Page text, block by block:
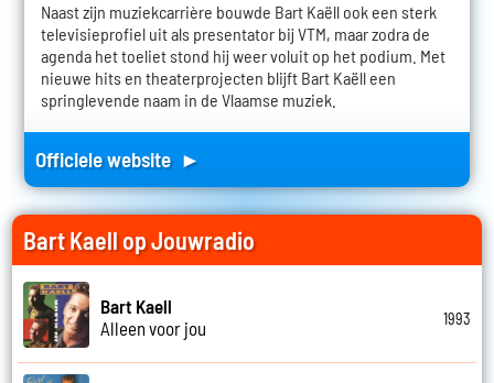
Naast zijn muziekcarrière bouwde Bart Kaëll ook een sterk
televisieprofiel uit als presentator bij VTM, maar zodra de
agenda het toeliet stond hij weer voluit op het podium. Met
nieuwe hits en theaterprojecten blijft Bart Kaëll een
springlevende naam in de Vlaamse muziek.
Officiele website ►
Bart Kaell op Jouwradio
Bart Kaell
Alleen voor jou
1993